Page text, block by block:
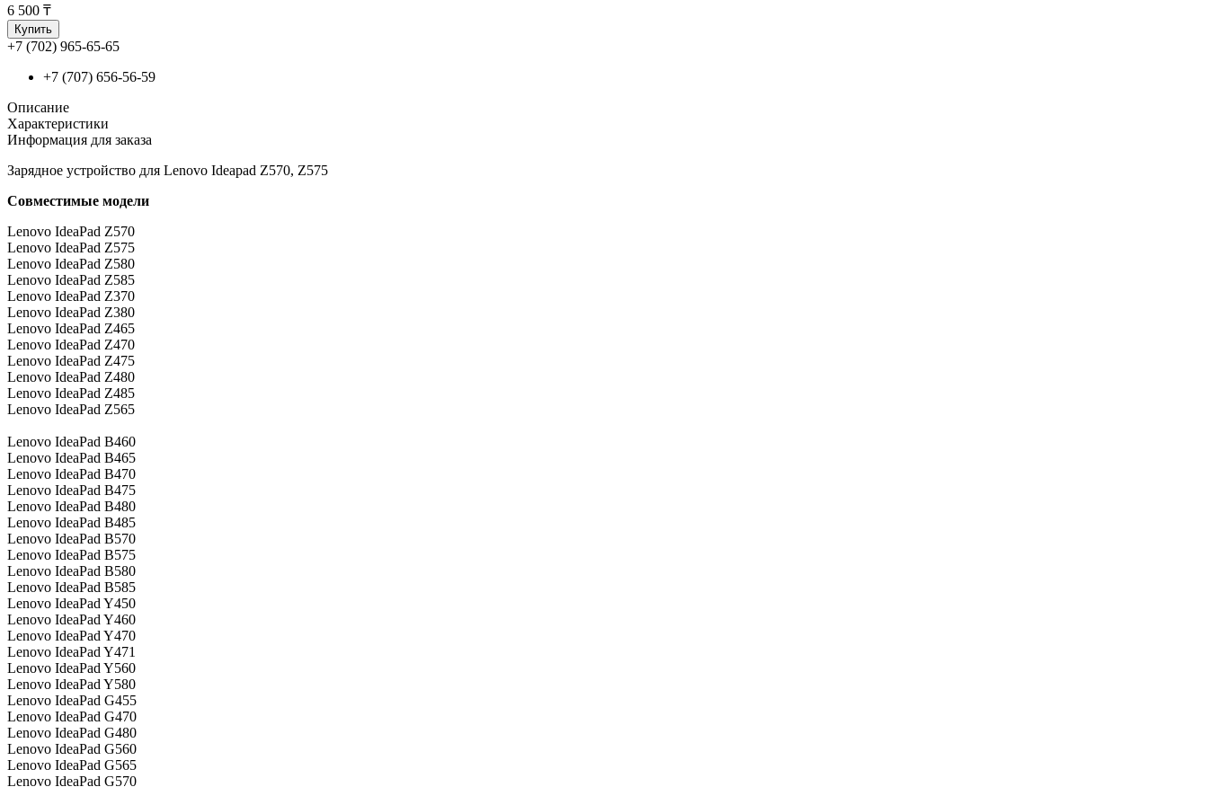
6 500 ₸
Купить
+7 (702) 965-65-65
+7 (707) 656-56-59
Описание
Характеристики
Информация для заказа
Зарядное устройство для Lenovo Ideapad Z570, Z575
Совместимые модели
Lenovo IdeaPad Z570
Lenovo IdeaPad Z575
Lenovo IdeaPad Z580
Lenovo IdeaPad Z585
Lenovo IdeaPad Z370
Lenovo IdeaPad Z380
Lenovo IdeaPad Z465
Lenovo IdeaPad Z470
Lenovo IdeaPad Z475
Lenovo IdeaPad Z480
Lenovo IdeaPad Z485
Lenovo IdeaPad Z565
Lenovo IdeaPad B460
Lenovo IdeaPad B465
Lenovo IdeaPad B470
Lenovo IdeaPad B475
Lenovo IdeaPad B480
Lenovo IdeaPad B485
Lenovo IdeaPad B570
Lenovo IdeaPad B575
Lenovo IdeaPad B580
Lenovo IdeaPad B585
Lenovo IdeaPad Y450
Lenovo IdeaPad Y460
Lenovo IdeaPad Y470
Lenovo IdeaPad Y471
Lenovo IdeaPad Y560
Lenovo IdeaPad Y580
Lenovo IdeaPad G455
Lenovo IdeaPad G470
Lenovo IdeaPad G480
Lenovo IdeaPad G560
Lenovo IdeaPad G565
Lenovo IdeaPad G570